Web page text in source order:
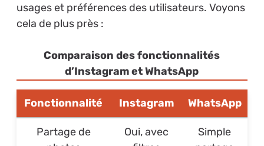
usages et préférences des utilisateurs. Voyons
cela de plus près :
Comparaison des fonctionnalités
d’Instagram et WhatsApp
Fonctionnalité Instagram WhatsApp
Partage de
Oui, avec
Simple